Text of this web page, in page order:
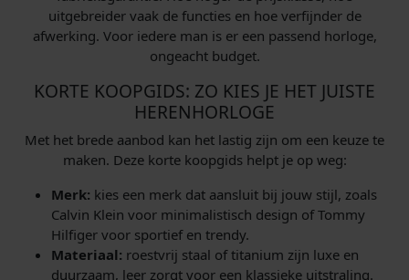
uitgebreider vaak de functies en hoe verfijnder de
afwerking. Voor iedere man is er een passend horloge,
ongeacht budget.
KORTE KOOPGIDS: ZO KIES JE HET JUISTE
HERENHORLOGE
Met het brede aanbod kan het lastig zijn om een keuze te
maken. Deze korte koopgids helpt je op weg:
Merk: kies een merk dat aansluit bij jouw stijl, zoals
Calvin Klein voor minimalistisch design of Tommy
Hilfiger voor sportief en trendy.
Materiaal: roestvrij staal of titanium zijn luxe en
duurzaam, leer zorgt voor een klassieke uitstraling.